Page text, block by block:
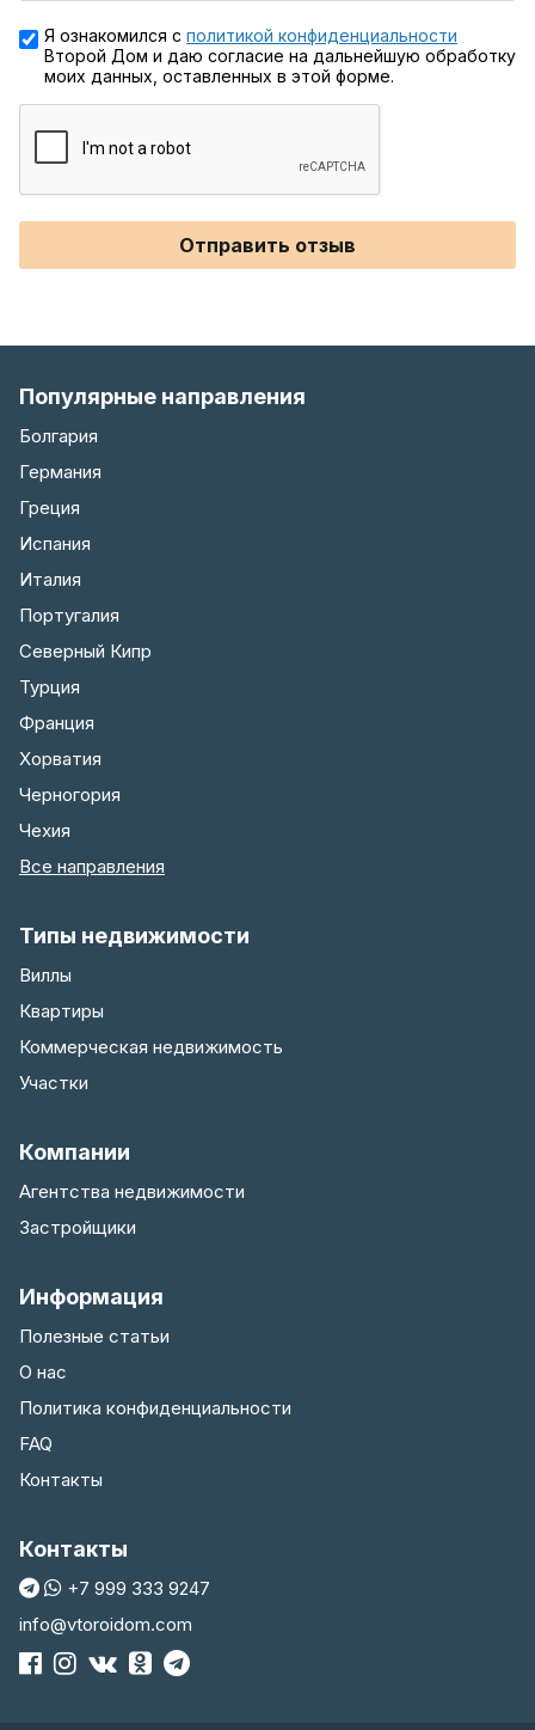
Я ознакомился с политикой конфиденциальности
Второй Дом и даю согласие на дальнейшую обработку
моих данных, оставленных в этой форме.
Отправить отзыв
Популярные направления
Болгария
Германия
Греция
Испания
Италия
Португалия
Северный Кипр
Турция
Франция
Хорватия
Черногория
Чехия
Все направления
Типы недвижимости
Виллы
Квартиры
Коммерческая недвижимость
Участки
Компании
Агентства недвижимости
Застройщики
Информация
Полезные статьи
О нас
Политика конфиденциальности
FAQ
Контакты
Контакты
+7 999 333 9247
info@vtoroidom.com